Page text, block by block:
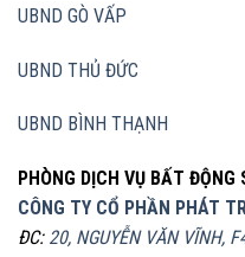
UBND GÒ VẤP
UBND THỦ ĐỨC
UBND BÌNH THẠNH
PHÒNG DỊCH VỤ BẤT ĐỘNG
CÔNG TY CỔ PHẦN PHÁT
ĐC: 20, NGUYỄN VĂN VĨNH,